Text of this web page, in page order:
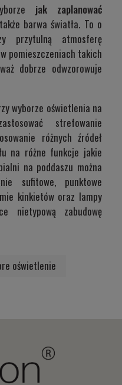
jak zaplanować
barwa światła. To o
przytulną atmosferę
pomieszczeniach takich
dobrze odwzorowuje
wyborze oświetlenia na
strefowanie
różnych źródeł
na różne funkcje jakie
na poddaszu można
sufitowe, punktowe
kinkietów oraz lampy
nietypową zabudowę
oświetlenie